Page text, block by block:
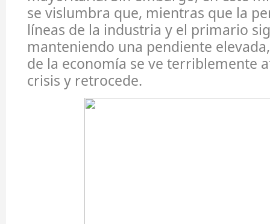
se vislumbra que, mientras que la
líneas de la industria y el primario
manteniendo una pendiente
de la economía se ve terriblemente
crisis y retrocede.